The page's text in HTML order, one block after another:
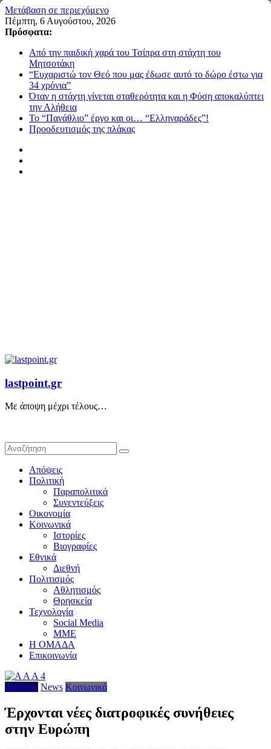
Μετάβαση σε περιεχόμενο
Πέμπτη, 6 Αυγούστου, 2026
Πρόσφατα:
Από την παιδική χαρά του Τσίπρα στη στάχτη του
Μητσοτάκη
“Ευχαριστώ τον Θεό που μας έδωσε αυτό το δώρο έστω για
34 χρόνια”
Όταν η στάχτη γίνεται σταθερότητα και η Φύση αποκαλύπτει
την Αλήθεια
Το “Πανάθλιο” έργο και οι… “Ελληναράδες”!
Προοδευτισμός της πλάκας
lastpoint.gr
Με άποψη μέχρι τέλους…
Απόψεις
Πολιτική
Παραπολιτικά
Συνεντεύξεις
Οικονομία
Κοινωνικά
Ιστορίες
Βιογραφίες
Εθνικά
Διεθνή
Πολιτισμός
Αθλητισμός
Θρησκεία
Τεχνολογία
Social Media
ΜΜΕ
Η ΟΜΑΔΑ
Επικοινωνία
Απόψεις News Κοινωνικά
Έρχονται νέες διατροφικές συνήθειες
στην Ευρώπη